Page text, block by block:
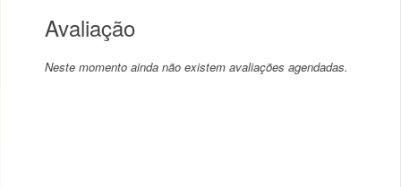
Avaliação
Neste momento ainda não existem avaliações agendadas.